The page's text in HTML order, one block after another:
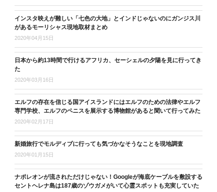
インスタ映えが難しい「七色の大地」とインドじゃないのにガンジス川
があるモーリシャス現地取材まとめ
2020年04月15日
日本から約13時間で行けるアフリカ、セーシェルの夕陽を見に行ってき
た
2020年03月16日
エルフの存在を信じる国アイスランドにはエルフのための法律やエルフ
専門学校、エルフのペニスを展示する博物館があると聞いて行ってみた
2020年02月17日
新婚旅行でモルディブに行っても気づかなそうなことを現地調査
2020年01月15日
ナポレオンが流されただけじゃない！Googleが海底ケーブルを敷設する
セントヘレナ島は187歳のゾウガメがいて心霊スポットも充実していた